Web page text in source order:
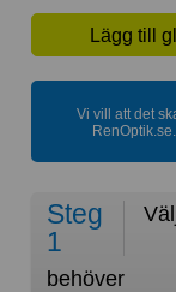
Lägg till
Vi vill att det
Steg
1
behöver